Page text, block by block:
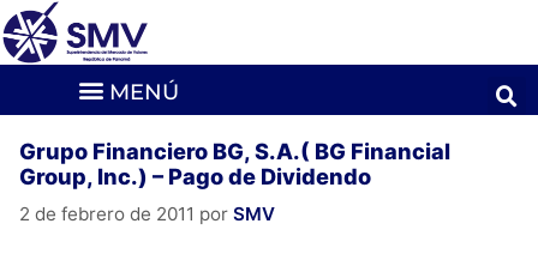
Grupo Financiero BG, S.A.( BG Financial
Group, Inc.) – Pago de Dividendo
2 de febrero de 2011 por SMV